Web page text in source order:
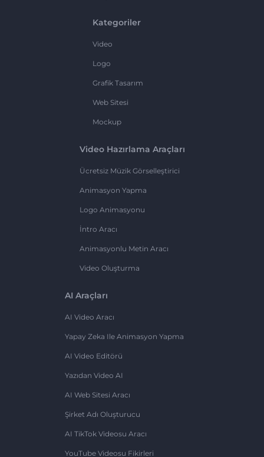
Kategoriler
Video
Logo
Grafik Tasarım
Web Sitesi
Mockup
Video Hazırlama Araçları
Ücretsiz Müzik Görselleştirici
Animasyon Yapma
Logo Animasyonu
İntro Aracı
Animasyonlu Metin Aracı
Video Oluşturma
AI Araçları
AI Video Aracı
Yapay Zeka Ile Animasyon Yapma
AI Video Editörü
Yazıdan Video AI
AI Web Sitesi Aracı
Şirket Adı Oluşturucu
AI TikTok Videosu Aracı
YouTube Videosu Fikirleri